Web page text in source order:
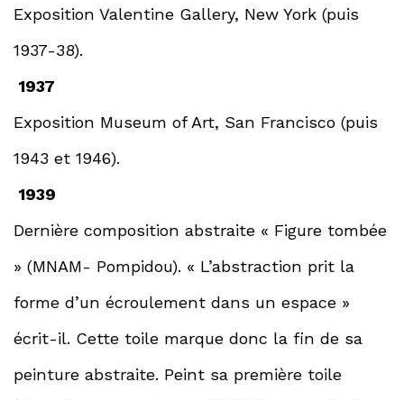
Exposition Valentine Gallery, New York (puis
1937-38).
1937
Exposition Museum of Art, San Francisco (puis
1943 et 1946).
1939
Dernière composition abstraite « Figure tombée
» (MNAM- Pompidou). « L’abstraction prit la
forme d’un écroulement dans un espace »
écrit-il. Cette toile marque donc la fin de sa
peinture abstraite. Peint sa première toile